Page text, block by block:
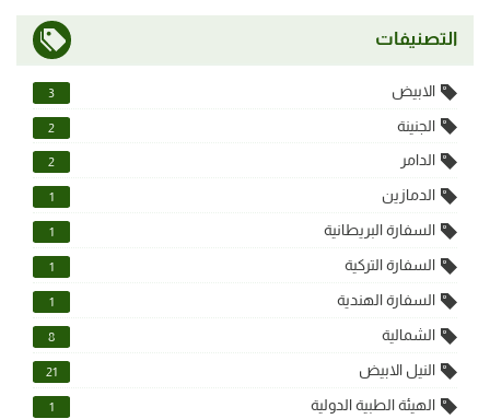
التصنيفات
الابيض 3
الجنينة 2
الدامر 2
الدمازين 1
السفارة البريطانية 1
السفارة التركية 1
السفارة الهندية 1
الشمالية 8
النيل الابيض 21
الهيئة الطبية الدولية 1